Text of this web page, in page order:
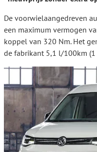
De voorwielaangedreven
een maximum vermogen
koppel van 320 Nm. Het
de fabrikant 5,1 l/100km (1